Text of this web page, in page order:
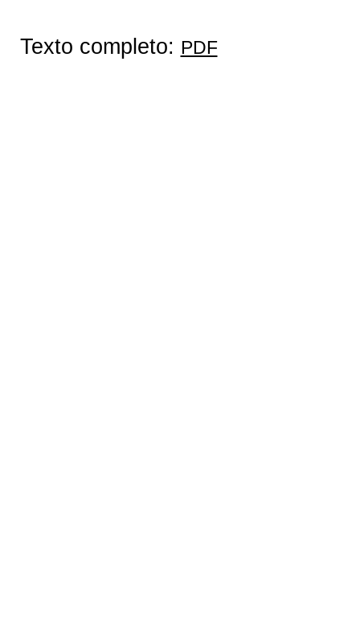
Texto completo: PDF